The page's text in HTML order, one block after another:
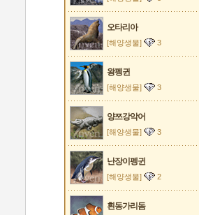
오타리아
[해양생물] 3
왕펭귄
[해양생물] 3
양쯔강악어
[해양생물] 3
난장이펭귄
[해양생물] 2
흰동가리돔